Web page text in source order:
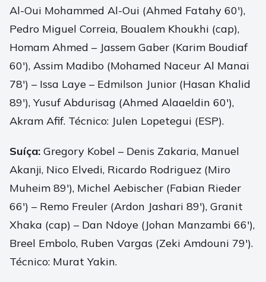
Al-Oui Mohammed Al-Oui (Ahmed Fatahy 60′),
Pedro Miguel Correia, Boualem Khoukhi (cap),
Homam Ahmed – Jassem Gaber (Karim Boudiaf
60′), Assim Madibo (Mohamed Naceur Al Manai
78′) – Issa Laye – Edmilson Junior (Hasan Khalid
89′), Yusuf Abdurisag (Ahmed Alaaeldin 60′),
Akram Afif. Técnico: Julen Lopetegui (ESP).
Suíça: Gregory Kobel – Denis Zakaria, Manuel
Akanji, Nico Elvedi, Ricardo Rodriguez (Miro
Muheim 89′), Michel Aebischer (Fabian Rieder
66′) – Remo Freuler (Ardon Jashari 89′), Granit
Xhaka (cap) – Dan Ndoye (Johan Manzambi 66′),
Breel Embolo, Ruben Vargas (Zeki Amdouni 79′).
Técnico: Murat Yakin.